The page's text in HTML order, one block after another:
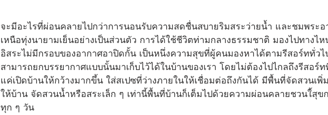
จะมีอะไรที่ผ่อนคลายไปกว่าการนอนรับความสดชื่นสบายริมสระว่ายน้ำ และชมพระ
เหนือทุ่งนายามเย็นอย่างเป็นส่วนตัว การได้ใช้ชีวิตท่ามกลางธรรมชาติ มองไปทางไห
อิสระไม่มีกรอบของอากาศอาปิดกั้น เป็นหนึ่งความสุขที่ผู้คนมองหาได้ตามรีสอร์ททั่วไ
สามารถยกบรรยากาศแบบนั้นมาเก็บไว้ได้ในบ้านของเรา โดยไม่ต้องไปไกลถึงรีสอร์ท
แค่เปิดบ้านให้กว้างมากขึ้น ใส่สเปซที่ว่างภายในให้เชื่อมต่อถึงกันได้ มีพื้นที่จัดสวนเพิ่
ให้บ้าน จัดสวนน้ำหรือสระเล็ก ๆ เท่านี้พื้นที่บ้านก็เต็มไปด้วยความผ่อนคลายชวนใ้สุข
ทุก ๆ วัน